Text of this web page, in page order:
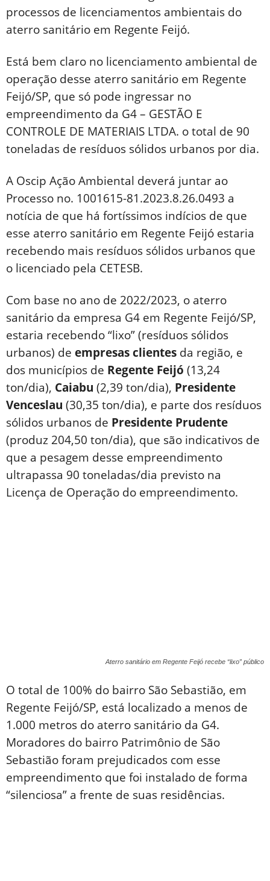
processos de licenciamentos ambientais do
aterro sanitário em Regente Feijó.
Está bem claro no licenciamento ambiental de
operação desse aterro sanitário em Regente
Feijó/SP, que só pode ingressar no
empreendimento da G4 – GESTÃO E
CONTROLE DE MATERIAIS LTDA. o total de 90
toneladas de resíduos sólidos urbanos por dia.
A Oscip Ação Ambiental deverá juntar ao
Processo no. 1001615-81.2023.8.26.0493 a
notícia de que há fortíssimos indícios de que
esse aterro sanitário em Regente Feijó estaria
recebendo mais resíduos sólidos urbanos que
o licenciado pela CETESB.
Com base no ano de 2022/2023, o aterro
sanitário da empresa G4 em Regente Feijó/SP,
estaria recebendo “lixo” (resíduos sólidos
urbanos) de empresas clientes da região, e
dos municípios de Regente Feijó (13,24
ton/dia), Caiabu (2,39 ton/dia), Presidente
Venceslau (30,35 ton/dia), e parte dos resíduos
sólidos urbanos de Presidente Prudente
(produz 204,50 ton/dia), que são indicativos de
que a pesagem desse empreendimento
ultrapassa 90 toneladas/dia previsto na
Licença de Operação do empreendimento.
Aterro sanitário em Regente Feijó recebe “lixo” público
O total de 100% do bairro São Sebastião, em
Regente Feijó/SP, está localizado a menos de
1.000 metros do aterro sanitário da G4.
Moradores do bairro Patrimônio de São
Sebastião foram prejudicados com esse
empreendimento que foi instalado de forma
“silenciosa” a frente de suas residências.